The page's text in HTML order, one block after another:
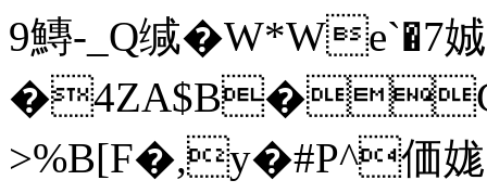
9鱄-_Q缄�W*We`�7
>%B[F�,y�#P^価娏"